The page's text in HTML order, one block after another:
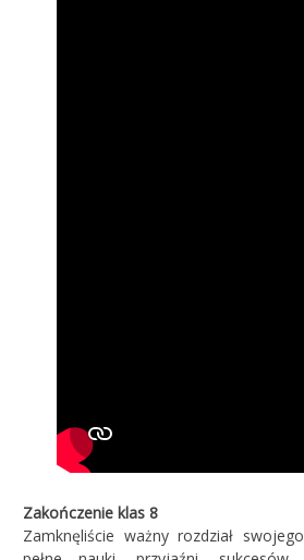
Zakończenie klas 8
Zamknęliście ważny rozdział